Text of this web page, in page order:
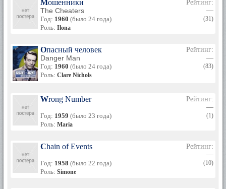
Мошенники
The Cheaters
Год: 1960 (было 24 года)
Роль: Ilona
Рейтинг:
—
(31)
Опасный человек
Danger Man
Год: 1960 (было 24 года)
Роль: Clare Nichols
Рейтинг:
—
(83)
Wrong Number
Год: 1959 (было 23 года)
Роль: Maria
Рейтинг:
—
(1)
Chain of Events
Год: 1958 (было 22 года)
Роль: Simone
Рейтинг:
—
(10)